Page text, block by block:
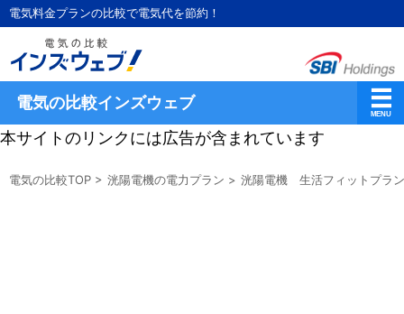
電気料金プランの比較で電気代を節約！
電気の比較インズウェブ
本サイトのリンクには広告が含まれています
電気の比較TOP > 洸陽電機の電力プラン > 洸陽電機 生活フィットプラ